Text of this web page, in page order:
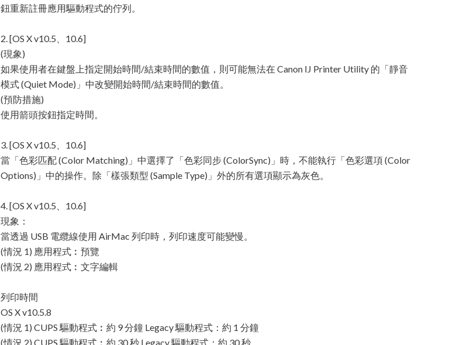
鈕重新註冊應用驅動程式的佇列。
2. [OS X v10.5、10.6]
(現象)
如果使用者在鍵盤上指定開始時間/結束時間的數值，則可能無法在 Canon IJ Printer Utility 的「靜音
模式 (Quiet Mode)」中改變開始時間/結束時間的數值。
(預防措施)
使用箭頭按鈕指定時間。
3. [OS X v10.5、10.6]
當「色彩匹配 (Color Matching)」中選擇了「色彩同步 (ColorSync)」時，不能執行「色彩選項 (Color
Options)」中的操作。除「樣張類型 (Sample Type)」外的所有選項顯示為灰色。
4. [OS X v10.5、10.6]
現象：
當透過 USB 電纜線使用 AirMac 列印時，列印速度可能變慢。
(情況 1) 應用程式︰預覽
(情況 2) 應用程式︰文字編輯
列印時間
OS X v10.5.8
(情況 1) CUPS 驅動程式︰約 9 分鐘 Legacy 驅動程式：約 1 分鐘
(情況 2) CUPS 驅動程式︰約 30 秒 Legacy 驅動程式：約 30 秒